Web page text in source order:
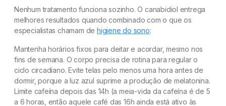
Nenhum tratamento funciona sozinho. O canabidiol entrega
melhores resultados quando combinado com o que os
especialistas chamam de higiene do sono:
Mantenha horários fixos para deitar e acordar, mesmo nos
fins de semana. O corpo precisa de rotina para regular o
ciclo circadiano. Evite telas pelo menos uma hora antes de
dormir, porque a luz azul suprime a produção de melatonina.
Limite cafeína depois das 14h (a meia-vida da cafeína é de 5
a 6 horas, então aquele café das 16h ainda está ativo às